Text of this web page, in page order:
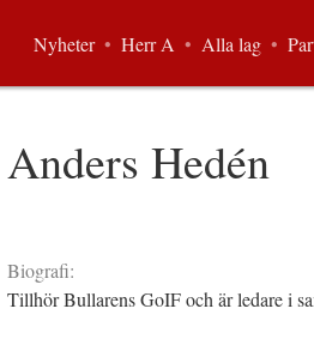
Anders Hedén
Biografi:
Tillhör Bullarens GoIF och är ledare i
Nyheter • Herr A • Alla lag •